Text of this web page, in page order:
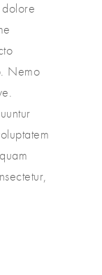
dolore
Nemo